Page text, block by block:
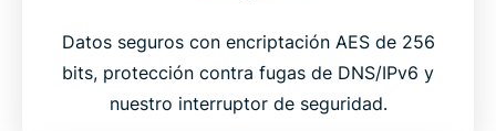
Datos seguros con encriptación AES de 256
bits, protección contra fugas de DNS/IPv6 y
nuestro interruptor de seguridad.